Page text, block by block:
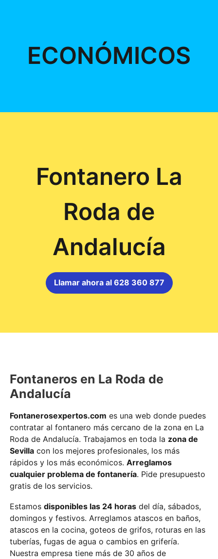
ECONÓMICOS
Fontanero La
Roda de
Andalucía
Llamar ahora al 628 360 877
Fontaneros en La Roda de
Andalucía
Fontanerosexpertos.com es una web donde puedes
contratar al fontanero más cercano de la zona en La
Roda de Andalucía. Trabajamos en toda la zona de
Sevilla con los mejores profesionales, los más
rápidos y los más económicos. Arreglamos
cualquier problema de fontanería. Pide presupuesto
gratis de los servicios.
Estamos disponibles las 24 horas del día, sábados,
domingos y festivos. Arreglamos atascos en baños,
atascos en la cocina, goteos de grifos, roturas en las
tuberías, fugas de agua o cambios en grifería.
Nuestra empresa tiene más de 30 años de